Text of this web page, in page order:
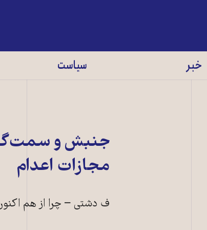
خبر سیاست
جنبش و
مجازات اعدام
ف دشتی – چرا از هم اکنون